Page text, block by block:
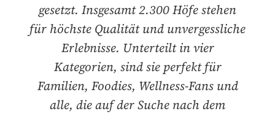
gesetzt. Insgesamt 2.300 Höfe stehen
für höchste Qualität und unvergessliche
Erlebnisse. Unterteilt in vier
Kategorien, sind sie perfekt für
Familien, Foodies, Wellness-Fans und
alle, die auf der Suche nach dem